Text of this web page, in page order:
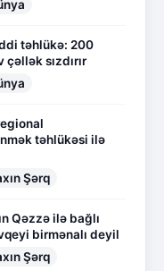
təhlükə: 200
sızdırır
təhlükəsi ilə
Şərq
Qəzzə ilə bağlı
birmənalı deyil
Şərq